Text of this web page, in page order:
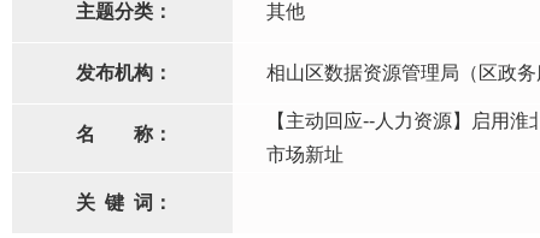
主题分类： 其他
发布机构： 相山区数据资源管理局（区政
名 称：
【主动回应--人力资源】启用淮
市场新址
关 键 词：